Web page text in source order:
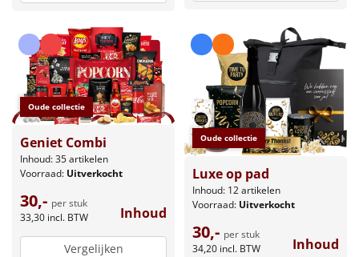
Oude collectie
Geniet Combi
Inhoud: 35 artikelen
Voorraad: Uitverkocht
30,- per stuk
33,30 incl. BTW Inhoud
Vergelijken
Oude collectie
Luxe op pad
Inhoud: 12 artikelen
Voorraad: Uitverkocht
30,- per stuk
34,20 incl. BTW Inhoud